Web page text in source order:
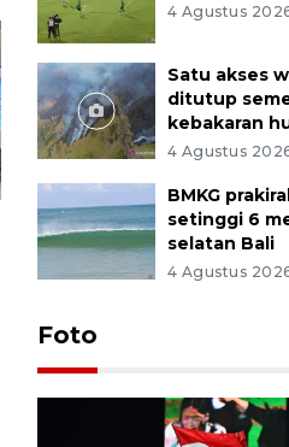
4 Agustus
Satu akses
ditutup
kebakaran
4 Agustus
BMKG
setinggi 6
selatan Bali
4 Agustus
Foto